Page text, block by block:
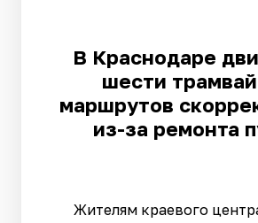
В Краснодаре
шести
маршрутов
из-за ремонта
Жителям краевого